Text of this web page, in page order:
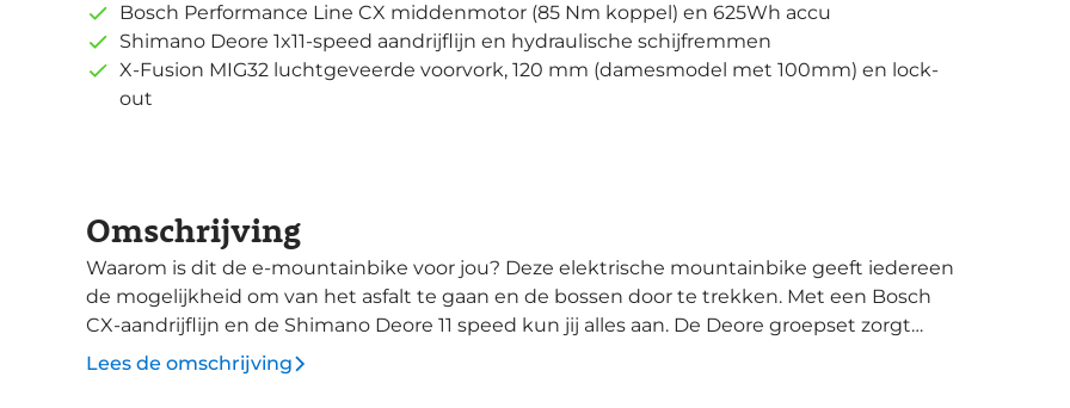
Bosch Performance Line CX middenmotor (85 Nm koppel) en 625Wh accu
Shimano Deore 1x11-speed aandrijflijn en hydraulische schijfremmen
X-Fusion MIG32 luchtgeveerde voorvork, 120 mm (damesmodel met 100mm) en lock-
out
Omschrijving
Waarom is dit de e-mountainbike voor jou? Deze elektrische mountainbike geeft iedereen
de mogelijkheid om van het asfalt te gaan en de bossen door te trekken. Met een Bosch
CX-aandrijflijn en de Shimano Deore 11 speed kun jij alles aan. De Deore groepset zorgt
ervoor dat de kracht van de motor soepel over gebracht wordt op het achterwiel. Met het
Lees de omschrijving